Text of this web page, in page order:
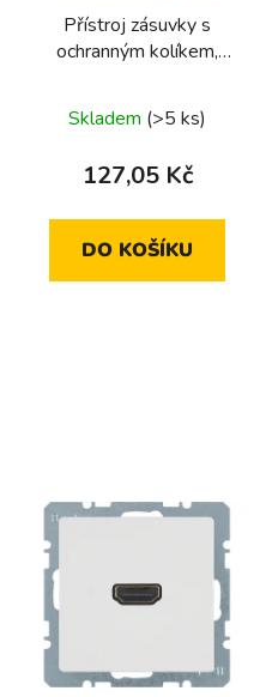
Přístroj zásuvky s
ochranným kolíkem,
hodnocení
produktu
5,0
z
Skladem (>5 ks)
127,05 Kč
DO KOŠÍKU